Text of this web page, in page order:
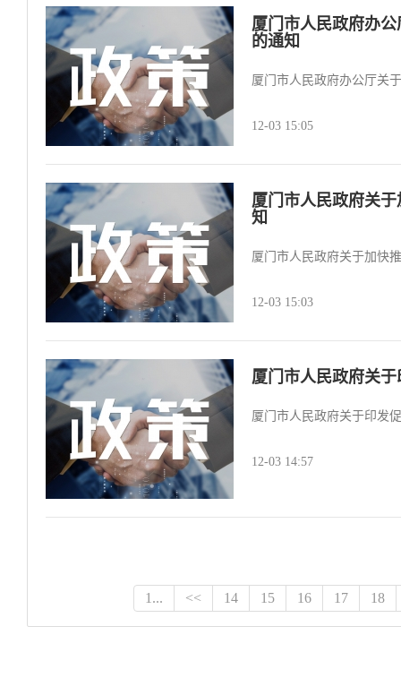
厦门市人民政府办
的通知
厦门市人民政府办公厅关
12-03 15:05
厦门市人民政府关
知
厦门市人民政府关于加快
12-03 15:03
厦门市人民政府关
厦门市人民政府关于印发
12-03 14:57
1... << 14 15 16 17 18